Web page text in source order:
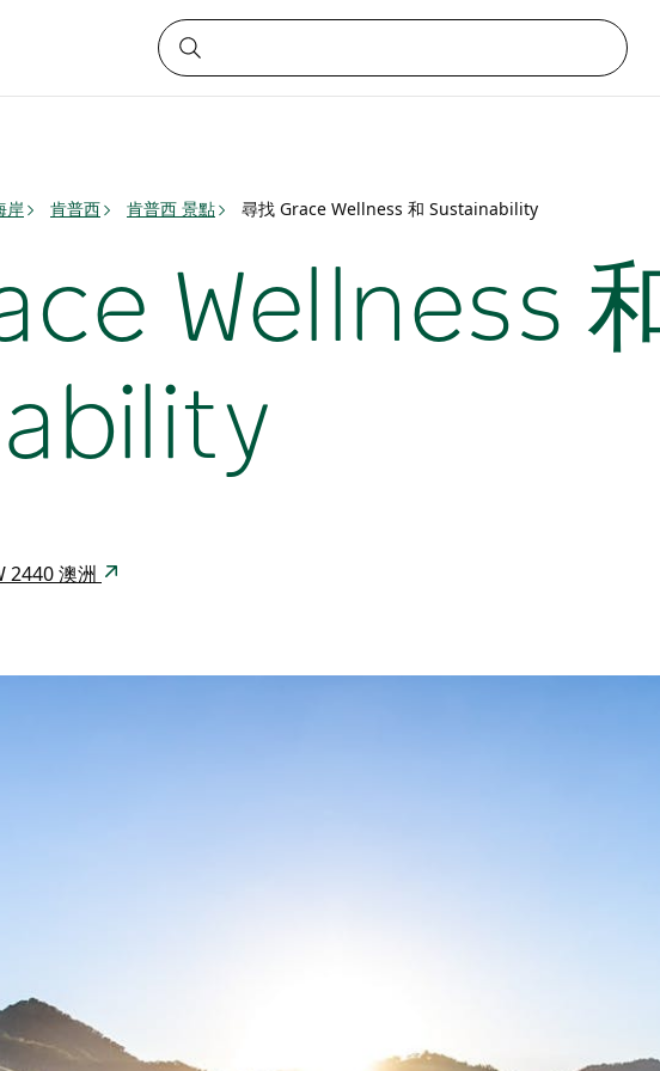
岸 肯普西 肯普西 景點 尋找 Grace Wellness 和 Sustainability
Wellness
2440 澳洲